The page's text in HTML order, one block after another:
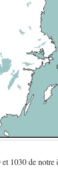
et 1030 de